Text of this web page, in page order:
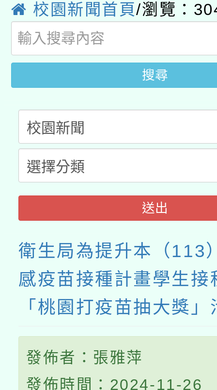
用水績優單位及節水達
動」
桃園市孔廟祈福系列
開 智慧啟航」
2026年桃園地景藝術
「2026桃園藝術巡演
關事宜
校園新聞首頁/瀏覽：
搜尋
送出
衛生局為提升本（113
感疫苗接種計畫學生接
「桃園打疫苗抽大獎」
發佈者：張雅萍
發佈時間：2024-11-26